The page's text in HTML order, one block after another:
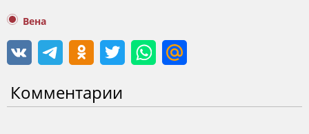
Вена
Комментарии